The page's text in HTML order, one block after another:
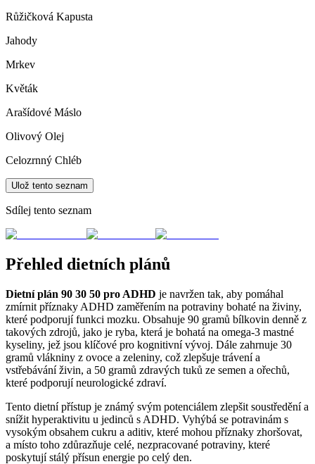
Růžičková Kapusta
Jahody
Mrkev
Květák
Arašídové Máslo
Olivový Olej
Celozrnný Chléb
Ulož tento seznam
Sdílej tento seznam
Přehled dietních plánů
Dietní plán 90 30 50 pro ADHD je navržen tak, aby pomáhal
zmírnit příznaky ADHD zaměřením na potraviny bohaté na živiny,
které podporují funkci mozku. Obsahuje 90 gramů bílkovin denně z
takových zdrojů, jako je ryba, která je bohatá na omega-3 mastné
kyseliny, jež jsou klíčové pro kognitivní vývoj. Dále zahrnuje 30
gramů vlákniny z ovoce a zeleniny, což zlepšuje trávení a
vstřebávání živin, a 50 gramů zdravých tuků ze semen a ořechů,
které podporují neurologické zdraví.
Tento dietní přístup je známý svým potenciálem zlepšit soustředění a
snížit hyperaktivitu u jedinců s ADHD. Vyhýbá se potravinám s
vysokým obsahem cukru a aditiv, které mohou příznaky zhoršovat,
a místo toho zdůrazňuje celé, nezpracované potraviny, které
poskytují stálý přísun energie po celý den.